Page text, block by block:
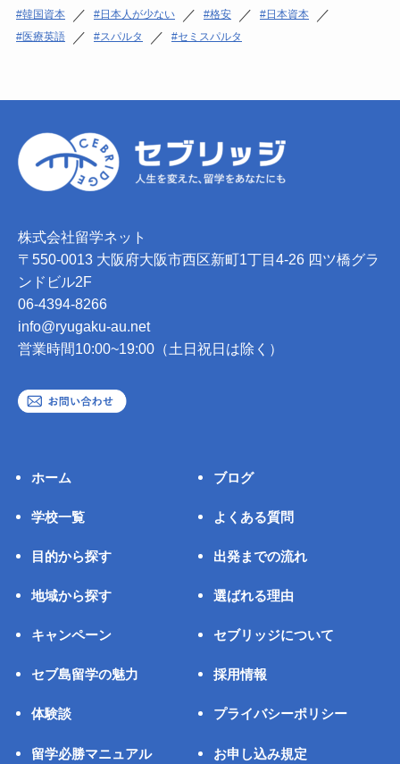
韓国資本 ／ 日本人が少ない ／ 格安 ／ 日本資本 ／
医療英語 ／ スパルタ ／ セミスパルタ
株式会社留学ネット
〒550-0013 大阪府大阪市西区新町1丁目4-26 四ツ橋グラ
ンドビル2F
06-4394-8266
info@ryugaku-au.net
営業時間10:00~19:00（土日祝日は除く）
ホーム
学校一覧
目的から探す
地域から探す
キャンペーン
セブ島留学の魅力
体験談
留学必勝マニュアル
ブログ
よくある質問
出発までの流れ
選ばれる理由
セブリッジについて
採用情報
プライバシーポリシー
お申し込み規定